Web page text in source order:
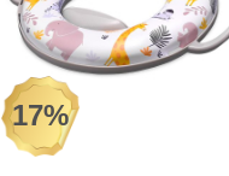
17%